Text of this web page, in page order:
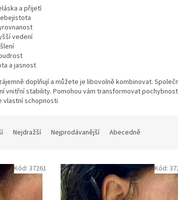
a přijetí
vedení
a jasnost
doplňují a můžete je libovolně kombinovat.
vnitřní stability. Pomohou vám transformovat
vlastní schopnosti
Nejdražší Nejprodávanější Abecedně
Kód: 37261 Kód: